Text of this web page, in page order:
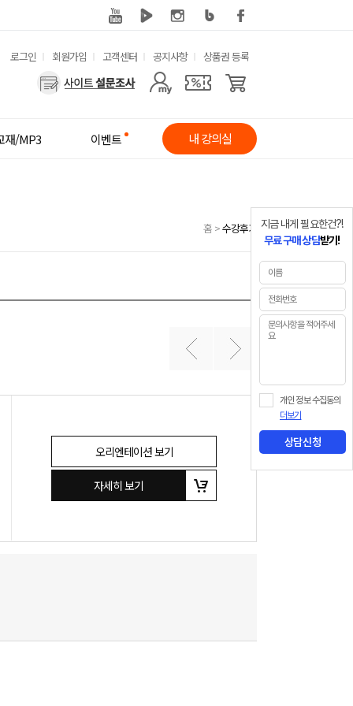
유
메
뉴
로그인 회원가입 고객센터 공지사항 상품권 등록
사
메
재/MP3 이벤트 내 강의실
홈 >수강후기
오리엔테이션 보기
자세히 보기
지금 내게 필요한건?!
무료 구매 상담받기!
개인 정보 수집동의
더보기
상담신청